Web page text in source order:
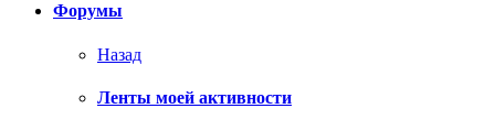
Форумы
Назад
Ленты моей активности